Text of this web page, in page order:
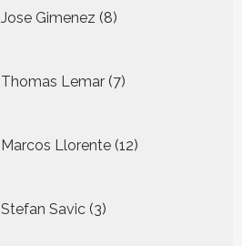
Jose Gimenez 8
producten
Thomas Lemar 7
producten
Marcos Llorente 12
producten
Stefan Savic 3
producten